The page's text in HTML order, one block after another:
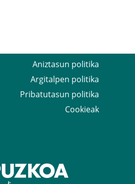
Aniztasun politika
Argitalpen politika
Pribatutasun politika
Cookieak